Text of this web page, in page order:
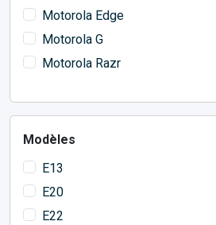
Motorola Edge
Motorola G
Motorola Razr
Modèles
E13
E20
E22